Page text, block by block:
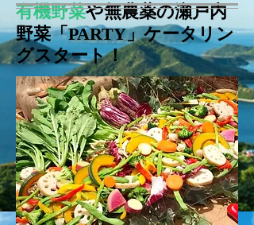
有機野菜や無農薬の瀬戸内
野菜「PARTY」ケータリン
グスタート！